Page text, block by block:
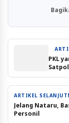
PKL
ARTIKEL
Jelang Nataru,
Personil